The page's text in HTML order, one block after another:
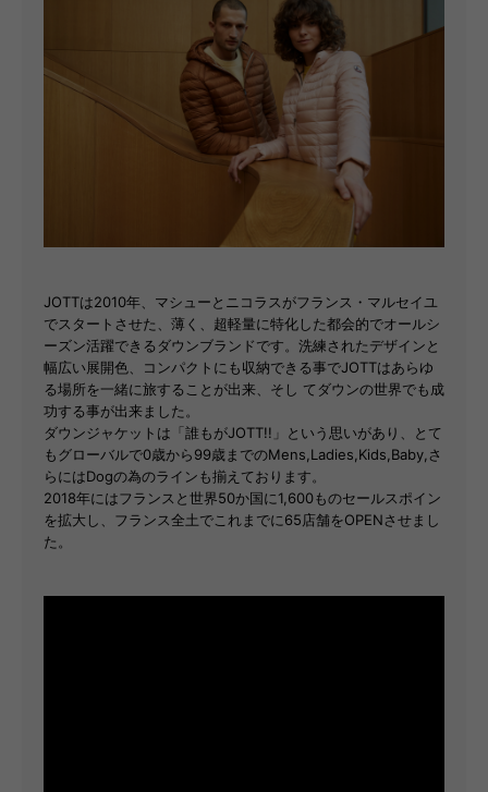
JOTTは2010年、マシューとニコラスがフランス・マルセイユ
でスタートさせた、薄く、超軽量に特化した都会的でオールシ
ーズン活躍できるダウンブランドです。洗練されたデザインと
幅広い展開色、コンパクトにも収納できる事でJOTTはあらゆ
る場所を一緒に旅することが出来、そし てダウンの世界でも成
功する事が出来ました。
ダウンジャケットは「誰もがJOTT!!」という思いがあり、とて
もグローバルで0歳から99歳までのMens,Ladies,Kids,Baby,さ
らにはDogの為のラインも揃えております。
2018年にはフランスと世界50か国に1,600ものセールスポイン
を拡大し、フランス全土でこれまでに65店舗をOPENさせまし
た。